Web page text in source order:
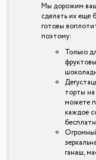
Мы дорожим
сделать их еще
готовы
поэтому:
Только
торты на
можете
каждое
ганаш,